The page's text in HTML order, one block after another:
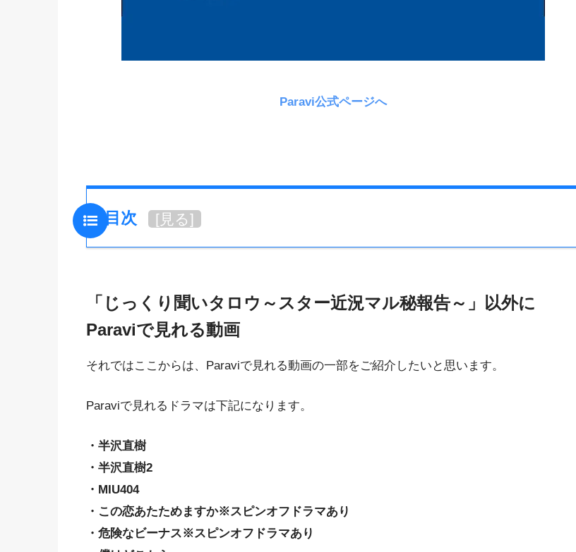
Paravi公式ページへ
目次 [見る]
「じっくり聞いタロウ～スター近況マル秘報告～」以外に
Paraviで見れる動画
それではここからは、Paraviで見れる動画の一部をご紹介したいと思います。
Paraviで見れるドラマは下記になります。
・半沢直樹
・半沢直樹2
・MIU404
・この恋あたためますか※スピンオフドラマあり
・危険なビーナス※スピンオフドラマあり